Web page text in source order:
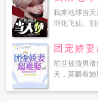
我来地球当天
羽化飞仙。
团宠娇妻
前世被渣男
天，莫麟看